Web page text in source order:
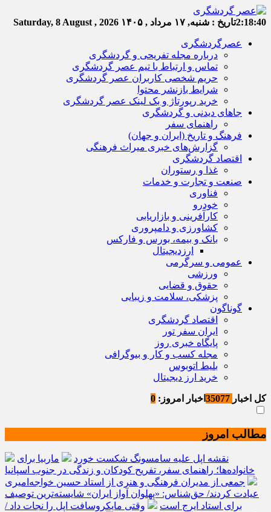
2:18:40تاریخ : شنبه, ۱۷ مرداد , ۱۴۰۵ Saturday, 8 August , 2026
عصرگردشگری
درباره مجله تفریحی و گردشگری
تماس و ارتباط با تیم عصر گردشگری
حریم شخصی کاربران عصر گردشگری
شرایط بازنشر محتوا
خرید رپورتاژ و بک لینک عصر گردشگری
جاهای دیدنی و گردشگری
راهنمای سفر
فرهنگ و تاریخ (ایران و جهان)
گزارش‌های خبری میراث فرهنگی
اقتصاد گردشگری
غذا و رستوران
صنعت و تجارت و خدمات
فناوری
خودرو
کارآفرینی و بازاریابی
کشاورزی و دامپروری
بانک و بیمه، بورس و فارکس
ارزدیجیتال
عمومی و سرگرمی
ورزشی
حقوق و قضایی
پزشکی، سلامت و زیبایی
گوناگون
اقتصاد گردشگری
ایران سفر تور
پایگاه خبری روز
مجله کسب و کار و بیوگرافی
بلیط اتوبوس
خرید ارز دیجیتال
کل اخبار اخبار امروز: 0
مطالب امروز
نقشه اپل علیه سامسونگ شکست خورد
ماربیا برای
خانواده‌ها؛ راهنمای سفر، تفریح کودکان و زندگی در جنوب اسپانیا
جمعی از مدیران فرهنگی و هنری از استاد حسین خواجه‌امیری
عیادت کردند/ حق‌شناس: «پهلوان آواز ایران» شایسته‌ترین توصیف
برای استاد ایرج است
وقتی مایکروسافت اپل را نجات داد /